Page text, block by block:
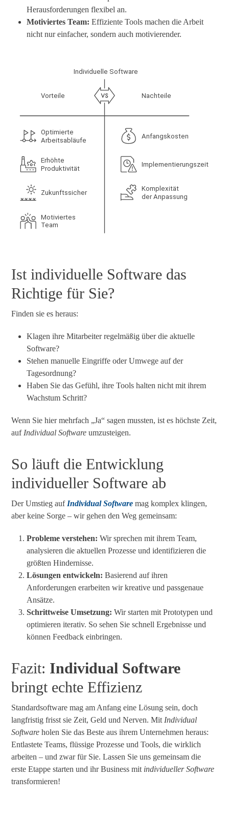
Herausforderungen flexibel an.
Motiviertes Team: Effiziente Tools machen die Arbeit
nicht nur einfacher, sondern auch motivierender.
Ist individuelle Software das
Richtige für Sie?
Finden sie es heraus:
Klagen ihre Mitarbeiter regelmäßig über die aktuelle
Software?
Stehen manuelle Eingriffe oder Umwege auf der
Tagesordnung?
Haben Sie das Gefühl, ihre Tools halten nicht mit ihrem
Wachstum Schritt?
Wenn Sie hier mehrfach „Ja“ sagen mussten, ist es höchste Zeit,
auf Individual Software umzusteigen.
So läuft die Entwicklung
individueller Software ab
Der Umstieg auf Individual Software mag komplex klingen,
aber keine Sorge – wir gehen den Weg gemeinsam:
Probleme verstehen: Wir sprechen mit ihrem Team,
analysieren die aktuellen Prozesse und identifizieren die
größten Hindernisse.
Lösungen entwickeln: Basierend auf ihren
Anforderungen erarbeiten wir kreative und passgenaue
Ansätze.
Schrittweise Umsetzung: Wir starten mit Prototypen und
optimieren iterativ. So sehen Sie schnell Ergebnisse und
können Feedback einbringen.
Fazit: Individual Software
bringt echte Effizienz
Standardsoftware mag am Anfang eine Lösung sein, doch
langfristig frisst sie Zeit, Geld und Nerven. Mit Individual
Software holen Sie das Beste aus ihrem Unternehmen heraus:
Entlastete Teams, flüssige Prozesse und Tools, die wirklich
arbeiten – und zwar für Sie. Lassen Sie uns gemeinsam die
erste Etappe starten und ihr Business mit individueller Software
transformieren!